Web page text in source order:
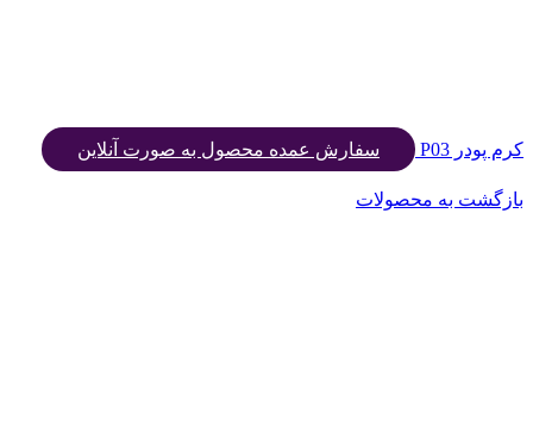
کرم پودر P03 سفارش عمده محصول به صورت آنلاین
بازگشت به محصولات